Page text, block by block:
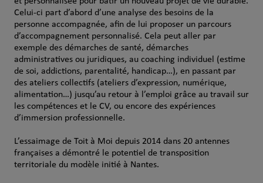
Celui-ci part d’abord d’une analyse des besoins de la
personne accompagnée, afin de lui proposer un parcours
d’accompagnement personnalisé. Cela peut aller par
exemple des démarches de santé, démarches
administratives ou juridiques, au coaching individuel (estime
de soi, addictions, parentalité, handicap…), en passant par
des ateliers collectifs (ateliers d’expression, numérique,
alimentation…) jusqu’au retour à l’emploi grâce au travail sur
les compétences et le CV, ou encore des expériences
d’immersion professionnelle.
L’essaimage de Toit à Moi depuis 2014 dans 20 antennes
françaises a démontré le potentiel de transposition
territoriale du modèle initié à Nantes.